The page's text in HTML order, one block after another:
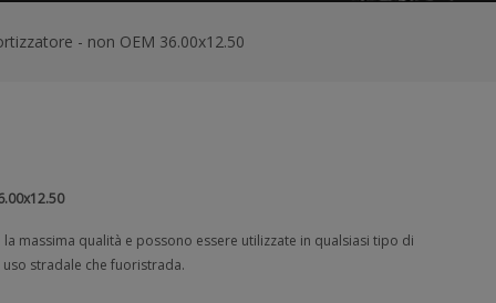
- non OEM 36.00x12.50
massima qualità e possono essere utilizzate in qualsiasi tipo di
stradale che fuoristrada.